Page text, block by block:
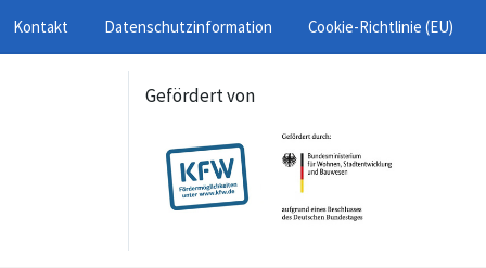
Kontakt Datenschutzinformation Cookie-Richtlinie (EU)
Gefördert von